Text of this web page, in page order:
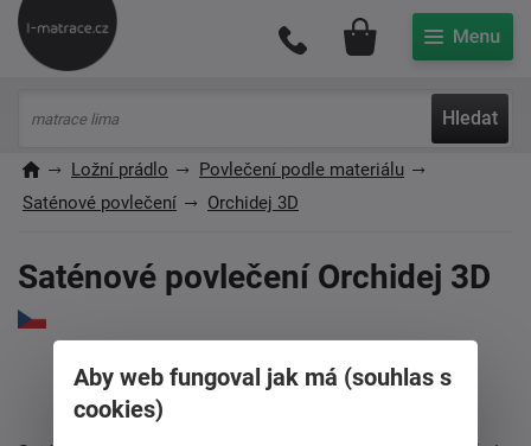
Hledat
Můj účet
Ložní prádlo
Povlečení podle materiálu
Saténové povlečení
Orchidej 3D
Saténové povlečení Orchidej 3D
Aby web fungoval jak má (souhlas s
cookies)